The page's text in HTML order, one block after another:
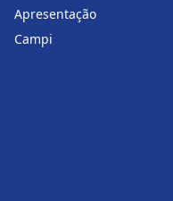
Apresentação
Campi